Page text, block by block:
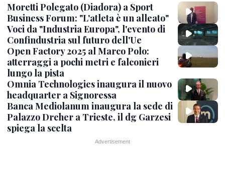
Moretti Polegato (Diadora) a Sport
Business Forum: "L'atleta è un alleato"
Voci da "Industria Europa", l'evento di
Confindustria sul futuro dell'Ue
Open Factory 2025 al Marco Polo:
atterraggi a pochi metri e falconieri
lungo la pista
Omnia Technologies inaugura il nuovo
headquarter a Signoressa
Banca Mediolanum inaugura la sede di
Palazzo Dreher a Trieste, il dg Garzesi
spiega la scelta